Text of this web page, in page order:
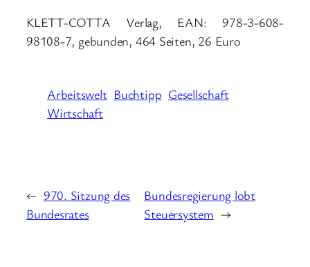
KLETT-COTTA Verlag, EAN: 978-3-608-
98108-7, gebunden, 464 Seiten, 26 Euro
Arbeitswelt Buchtipp Gesellschaft
Wirtschaft
← 970. Sitzung des
Bundesrates
Bundesregierung lobt
Steuersystem →